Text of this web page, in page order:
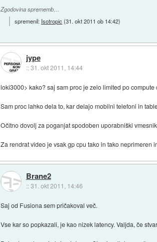
Zgodovina sprememb…
spremenil: Isotropic (31. okt 2011 ob 14:42)
jype
::31. okt 2011, 14:44
loki3000> kako? saj sam proc je zelo limited po
Sam proc lahko dela to, kar delajo mobilni telefoni in
Očitno dovolj za poganjat spodoben uporabniški
Za rendrat video je vsak gp cpu tako in tako neprimeren
Brane2
::31. okt 2011, 14:46
Saj od Fusiona sem pričakoval več.
Vse kar so popkazali, je kao nizek latency. Valjda, če